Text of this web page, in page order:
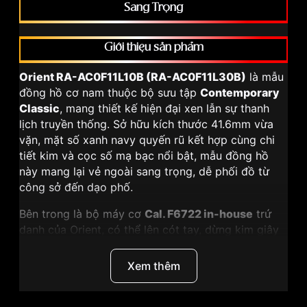
Sang Trọng
Giới thiệu sản phẩm
Orient RA-AC0F11L10B (RA-AC0F11L30B) là mẫu
đồng hồ cơ nam thuộc bộ sưu tập Contemporary
Classic, mang thiết kế hiện đại xen lẫn sự thanh
lịch truyền thống. Sở hữu kích thước 41.6mm vừa
vặn, mặt số xanh navy quyến rũ kết hợp cùng chi
tiết kim và cọc số mạ bạc nổi bật, mẫu đồng hồ
này mang lại vẻ ngoài sang trọng, dễ phối đồ từ
công sở đến dạo phố.
Bên trong là bộ máy cơ Cal. F6722 in-house trứ
danh của Orient, có thể lên cót tay, dừng kim giây
khi chỉnh giờ và trữ cót đến 40 giờ – sự lựa chọn
hoàn hảo cho những quý ông yêu thích đồng hồ cơ
Nhật Bản bền bỉ, chính xác.
Xem thêm